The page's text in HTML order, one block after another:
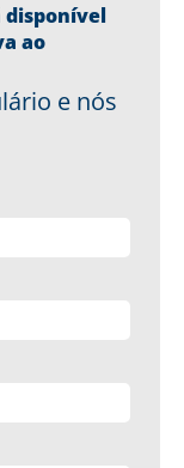
disponível
ao
e nós